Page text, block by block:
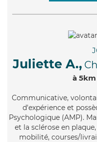
Juliette A.,
à 5km
Communicative,
d'expérience et
Psychologique (AMP).
et la sclérose en
mobilité, courses/